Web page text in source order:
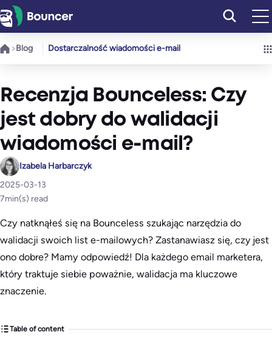
Przejdź
do
treści
Blog Dostarczalność wiadomości e-mail
Recenzja Bounceless: Czy
jest dobry do walidacji
wiadomości e-mail?
Izabela Harbarczyk
2025-03-13
7min(s) read
Czy natknąłeś się na Bounceless szukając narzędzia do
walidacji swoich list e-mailowych? Zastanawiasz się, czy jest
ono dobre? Mamy odpowiedź! Dla każdego email marketera,
który traktuje siebie poważnie, walidacja ma kluczowe
znaczenie.
Table of content